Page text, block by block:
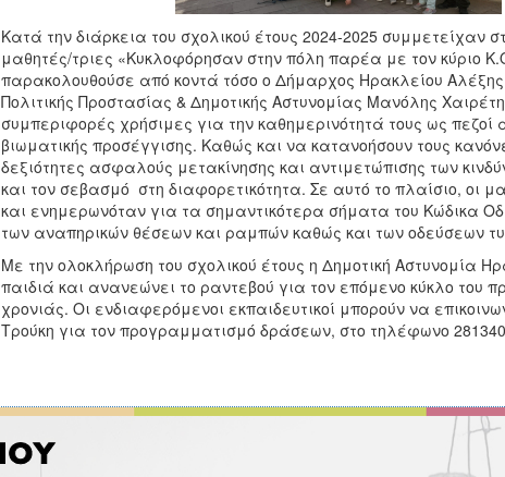
Κατά την διάρκεια του σχολικού έτους 2024-2025 συμμετείχαν
μαθητές/τριες «Κυκλοφόρησαν στην πόλη παρέα με τον κύριο
παρακολουθούσε από κοντά τόσο ο Δήμαρχος Ηρακλείου Αλέξης
Πολιτικής Προστασίας & Δημοτικής Αστυνομίας Μανόλης
συμπεριφορές χρήσιμες για την καθημερινότητά τους ως
βιωματικής προσέγγισης. Καθώς και να κατανοήσουν τους
δεξιότητες ασφαλούς μετακίνησης και αντιμετώπισης των
και τον σεβασμό στη διαφορετικότητα. Σε αυτό το πλαίσιο, οι
και ενημερωνόταν για τα σημαντικότερα σήματα του Κώδικα
των αναπηρικών θέσεων και ραμπών καθώς και των οδεύσεων
Με την ολοκλήρωση του σχολικού έτους η Δημοτική Αστυνομία
παιδιά και ανανεώνει το ραντεβού για τον επόμενο κύκλο του
χρονιάς. Οι ενδιαφερόμενοι εκπαιδευτικοί μπορούν να
Τρούκη για τον προγραμματισμό δράσεων, στο τηλέφωνο